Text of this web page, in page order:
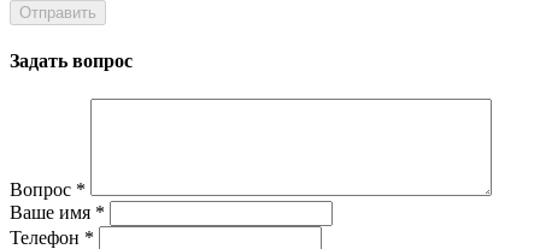
Задать вопрос
Вопрос *
Ваше имя *
Телефон *